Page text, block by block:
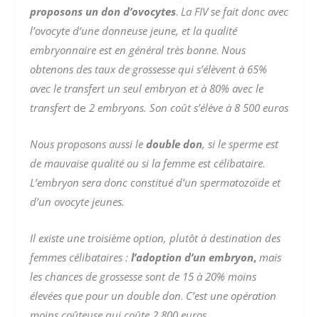
proposons un don d’ovocytes. La FIV se fait donc avec
l’ovocyte d’une donneuse jeune, et la qualité
embryonnaire est en général très bonne. Nous
obtenons des taux de grossesse qui s’élèvent à 65%
avec le transfert un seul embryon et à 80% avec le
transfertde2 embryons. Son coût s’élève à 8 500 euros
Nous proposons aussi ledouble don, si le sperme est
de mauvaise qualité ou si la femme est célibataire.
L’embryon sera donc constitué d’un spermatozoïde et
d’un ovocyte jeunes.
Il existe une troisième option, plutôt à destination des
femmes célibataires :l’adoption d’un embryon, mais
les chances de grossesse sont de 15 à 20% moins
élevées que pour un double don. C’est une opération